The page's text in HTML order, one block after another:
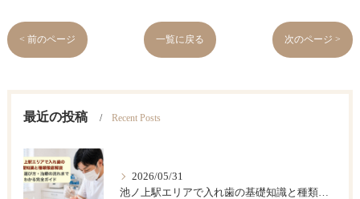
< 前のページ 一覧に戻る 次のページ >
最近の投稿 Recent Posts
2026/05/31
池ノ上駅エリアで入れ歯の基礎知識と種類徹底解説｜費用・選び方・治療の流れまでわかる完全ガイド